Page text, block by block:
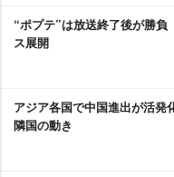
“ポプテ”は放送終了後が勝
ス展開
アジア各国で中国進出が活発
隣国の動き